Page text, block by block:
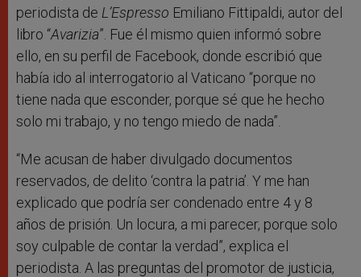
periodista de L’Espresso Emiliano Fittipaldi, autor del
libro “Avarizia”. Fue él mismo quien informó sobre
ello, en su perfil de Facebook, donde escribió que
había ido al interrogatorio al Vaticano “porque no
tiene nada que esconder, porque sé que he hecho
solo mi trabajo, y no tengo miedo de nada”.
“Me acusan de haber divulgado documentos
reservados, de delito ‘contra la patria’. Y me han
explicado que podría ser condenado entre 4 y 8
años de prisión. Un locura, a mi parecer, porque solo
soy culpable de contar la verdad”, explica el
periodista. A las preguntas del promotor de justicia,